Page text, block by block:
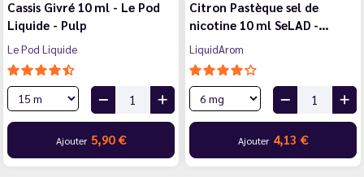
Cassis Givré 10 ml - Le Pod
Liquide - Pulp
Le Pod Liquide
Ajouter 5,90 €
Citron Pastèque sel de
nicotine 10 ml SeLAD -…
LiquidArom
Ajouter 4,13 €